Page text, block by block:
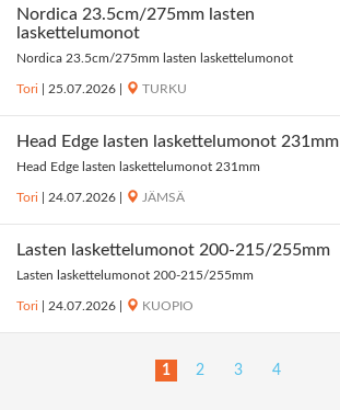
Nordica 23.5cm/275mm lasten
laskettelumonot
Nordica 23.5cm/275mm lasten laskettelumonot
Tori 25.07.2026 TURKU
Head Edge lasten laskettelumonot 231mm
Head Edge lasten laskettelumonot 231mm
Tori 24.07.2026 JÄMSÄ
Lasten laskettelumonot 200-215/255mm
Lasten laskettelumonot 200-215/255mm
Tori 24.07.2026 KUOPIO
1 2 3 4